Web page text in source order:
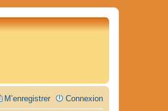
Connexion
M’enregistrer